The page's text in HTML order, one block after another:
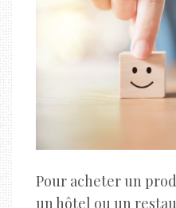
Pour acheter un
un hôtel ou un